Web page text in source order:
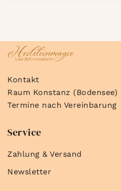
Kontakt
Raum Konstanz (Bodensee)
Termine nach Vereinbarung
Service
Zahlung & Versand
Newsletter